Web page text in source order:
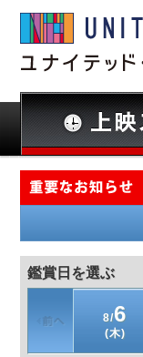
鑑賞日を選ぶ
8/6
(木)